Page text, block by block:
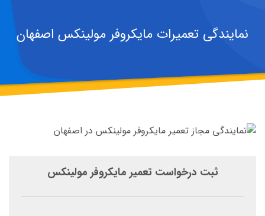
نمایندگی تعمیرات مایکروفر مولینکس اصفهان
ثبت درخواست تعمیر مایکروفر مولینکس